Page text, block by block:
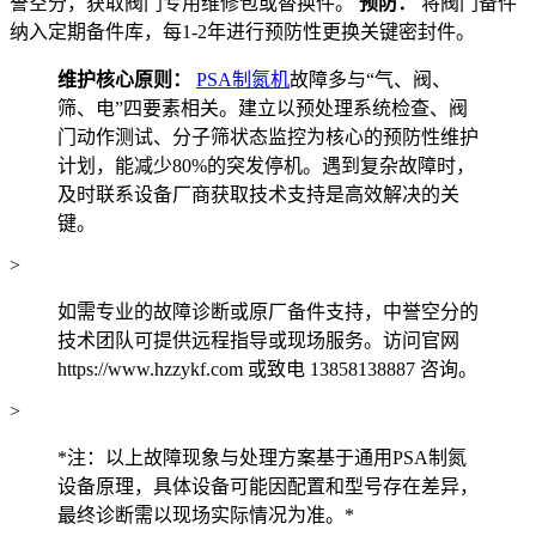
纳入定期备件库，每1-2年进行预防性更换关键密封件。
维护核心原则： PSA制氮机故障多与“气、阀、
筛、电”四要素相关。建立以预处理系统检查、阀
门动作测试、分子筛状态监控为核心的预防性维护
计划，能减少80%的突发停机。遇到复杂故障时，
及时联系设备厂商获取技术支持是高效解决的关
键。
>
如需专业的故障诊断或原厂备件支持，中誉空分的
技术团队可提供远程指导或现场服务。访问官网
https://www.hzzykf.com 或致电 13858138887 咨询。
>
*注：以上故障现象与处理方案基于通用PSA制氮
设备原理，具体设备可能因配置和型号存在差异，
最终诊断需以现场实际情况为准。*